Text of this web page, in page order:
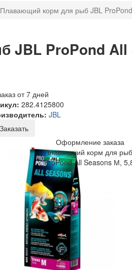
Плавающий корм для рыб JBL
JBL ProPond All
от 7 дней
282.4125800
JBL
Заказать
Оформление заказа
Плавающий корм для
ProPond All Seasons М,